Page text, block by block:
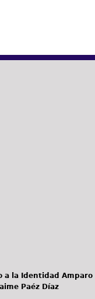
a la Identidad Amparo
Paéz Díaz